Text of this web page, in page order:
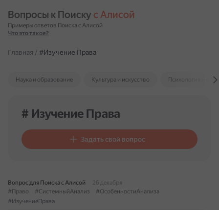
Вопросы к Поиску с Алисой
Примеры ответов Поиска с Алисой
Что это такое?
Главная / #Изучение Права
Наука и образование Культура и искусство Психология и
# Изучение Права
Задать свой вопрос
Вопрос для Поиска с Алисой
26 декабря
#Право
#СистемныйАнализ
#ОсобенностиАнализа
#ИзучениеПрава